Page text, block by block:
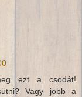
ezt a csodát!
Vagy jobb a